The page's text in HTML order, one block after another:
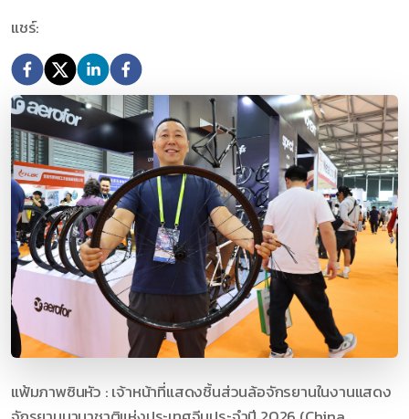
แชร์:
แฟ้มภาพซินหัว : เจ้าหน้าที่แสดงชิ้นส่วนล้อจักรยานในงานแสดง